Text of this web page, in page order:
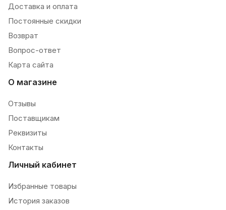
Доставка и оплата
Постоянные скидки
Возврат
Вопрос-ответ
Карта сайта
О магазине
Отзывы
Поставщикам
Реквизиты
Контакты
Личный кабинет
Избранные товары
История заказов